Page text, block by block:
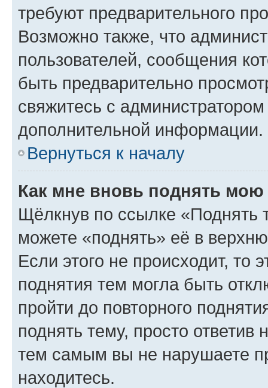
требуют предварительного
Возможно также, что
пользователей, сообщения
быть предварительно
свяжитесь с
дополнительной информации.
Вернуться к началу
Как мне вновь поднять мою
Щёлкнув по ссылке «Поднять
можете «поднять» её в
Если этого не происходит, то
поднятия тем могла быть
пройти до повторного
поднять тему, просто ответив
тем самым вы не нарушаете
находитесь.